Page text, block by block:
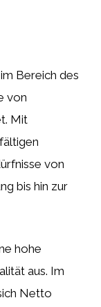
Bereich des
von
Mit
von
bis hin zur
hohe
aus. Im
Netto